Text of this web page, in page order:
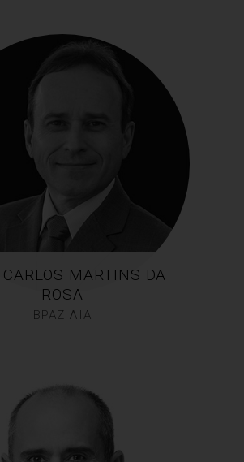
MARTINS DA
ROSA
ΒΡΑΖΙΛΙΑ